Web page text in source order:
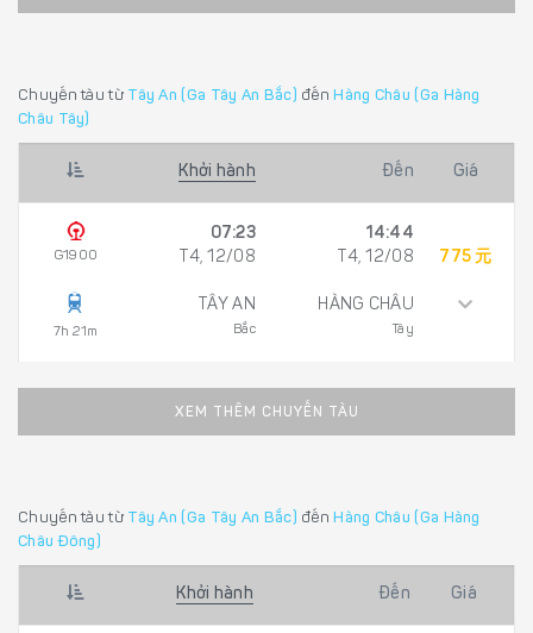
Chuyến tàu từ Tây An (Ga Tây An Bắc) đến Hàng Châu (Ga Hàng
Châu Tây)
Khởi hành Đến Giá
G1900
7h 21m
07:23
T4, 12/08
TÂY AN
Bắc
14:44
T4, 12/08
HÀNG CHÂU
Tây
775 元
XEM THÊM CHUYẾN TÀU
Chuyến tàu từ Tây An (Ga Tây An Bắc) đến Hàng Châu (Ga Hàng
Châu Đông)
Khởi hành Đến Giá